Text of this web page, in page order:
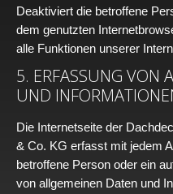
Deaktiviert die betroffene
dem genutzten
alle Funktionen unserer
5. ERFASSUNG VON
UND
Die Internetseite der
& Co. KG erfasst mit jedem
betroffene Person oder ein
von allgemeinen Daten und